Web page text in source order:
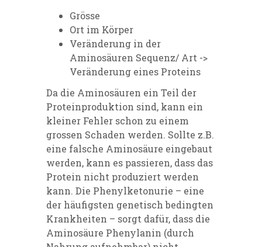
Grösse
Ort im Körper
Veränderung in der
Aminosäuren Sequenz/ Art ->
Veränderung eines Proteins
Da die Aminosäuren ein Teil der
Proteinproduktion sind, kann ein
kleiner Fehler schon zu einem
grossen Schaden werden. Sollte z.B.
eine falsche Aminosäure eingebaut
werden, kann es passieren, dass das
Protein nicht produziert werden
kann. Die Phenylketonurie – eine
der häufigsten genetisch bedingten
Krankheiten – sorgt dafür, dass die
Aminosäure Phenylanin (durch